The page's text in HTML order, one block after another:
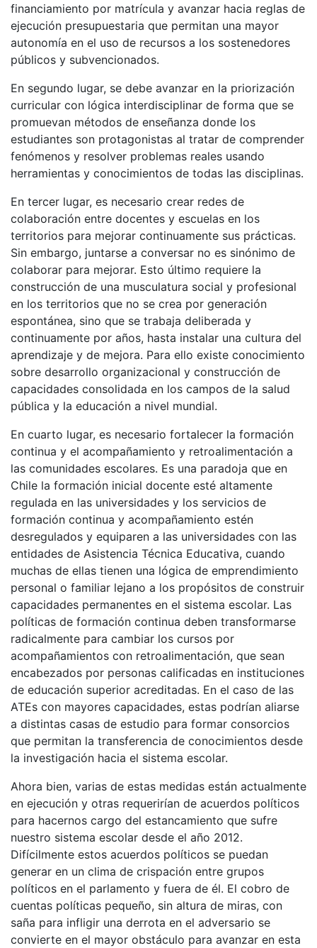
financiamiento por matrícula y avanzar hacia reglas de
ejecución presupuestaria que permitan una mayor
autonomía en el uso de recursos a los sostenedores
públicos y subvencionados.
En segundo lugar, se debe avanzar en la priorización
curricular con lógica interdisciplinar de forma que se
promuevan métodos de enseñanza donde los
estudiantes son protagonistas al tratar de comprender
fenómenos y resolver problemas reales usando
herramientas y conocimientos de todas las disciplinas.
En tercer lugar, es necesario crear redes de
colaboración entre docentes y escuelas en los
territorios para mejorar continuamente sus prácticas.
Sin embargo, juntarse a conversar no es sinónimo de
colaborar para mejorar. Esto último requiere la
construcción de una musculatura social y profesional
en los territorios que no se crea por generación
espontánea, sino que se trabaja deliberada y
continuamente por años, hasta instalar una cultura del
aprendizaje y de mejora. Para ello existe conocimiento
sobre desarrollo organizacional y construcción de
capacidades consolidada en los campos de la salud
pública y la educación a nivel mundial.
En cuarto lugar, es necesario fortalecer la formación
continua y el acompañamiento y retroalimentación a
las comunidades escolares. Es una paradoja que en
Chile la formación inicial docente esté altamente
regulada en las universidades y los servicios de
formación continua y acompañamiento estén
desregulados y equiparen a las universidades con las
entidades de Asistencia Técnica Educativa, cuando
muchas de ellas tienen una lógica de emprendimiento
personal o familiar lejano a los propósitos de construir
capacidades permanentes en el sistema escolar. Las
políticas de formación continua deben transformarse
radicalmente para cambiar los cursos por
acompañamientos con retroalimentación, que sean
encabezados por personas calificadas en instituciones
de educación superior acreditadas. En el caso de las
ATEs con mayores capacidades, estas podrían aliarse
a distintas casas de estudio para formar consorcios
que permitan la transferencia de conocimientos desde
la investigación hacia el sistema escolar.
Ahora bien, varias de estas medidas están actualmente
en ejecución y otras requerirían de acuerdos políticos
para hacernos cargo del estancamiento que sufre
nuestro sistema escolar desde el año 2012.
Difícilmente estos acuerdos políticos se puedan
generar en un clima de crispación entre grupos
políticos en el parlamento y fuera de él. El cobro de
cuentas políticas pequeño, sin altura de miras, con
saña para infligir una derrota en el adversario se
convierte en el mayor obstáculo para avanzar en esta